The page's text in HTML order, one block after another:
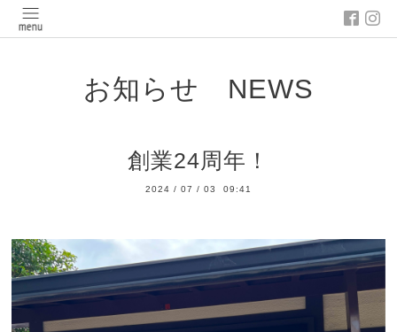
お知らせ NEWS
創業24周年！
2024 / 07 / 03 09:41